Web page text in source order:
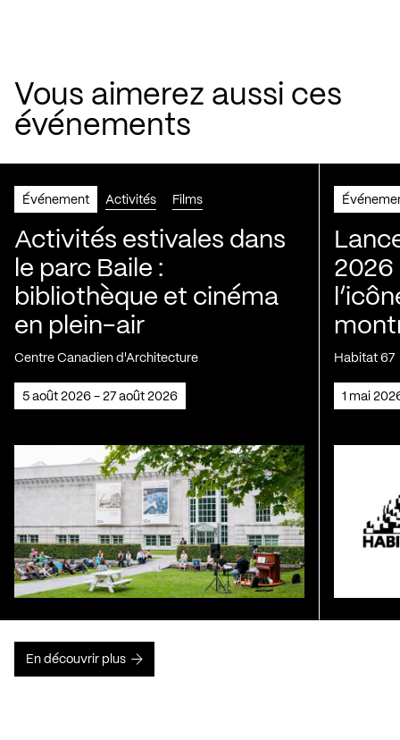
Vous aimerez aussi ces
événements
Événement Activités Films
Activités estivales dans
le parc Baile :
bibliothèque et cinéma
en plein-air
Centre Canadien d'Architecture
5 août 2026 - 27 août 2026
2026
Habitat 67
1 mai
En découvrir plus